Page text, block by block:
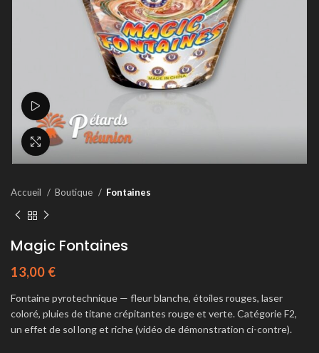
Agrandir
Accueil Boutique Fontaines
Magic Fontaines
13,00 €
Fontaine pyrotechnique — fleur blanche, étoiles rouges, laser
coloré, pluies de titane crépitantes rouge et verte. Catégorie F2,
un effet de sol long et riche (vidéo de démonstration ci-contre).